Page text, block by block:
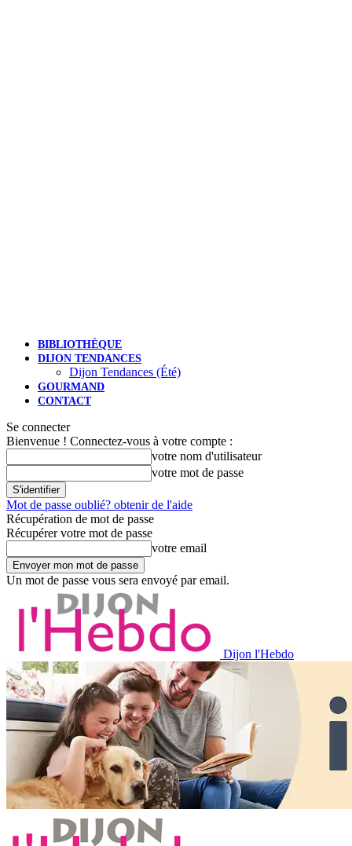
BIBLIOTHÈQUE
DIJON TENDANCES
Dijon Tendances (Été)
GOURMAND
CONTACT
Se connecter
Bienvenue ! Connectez-vous à votre compte :
votre nom d'utilisateur
votre mot de passe
Mot de passe oublié? obtenir de l'aide
Récupération de mot de passe
Récupérer votre mot de passe
votre email
Un mot de passe vous sera envoyé par email.
Dijon l'Hebdo